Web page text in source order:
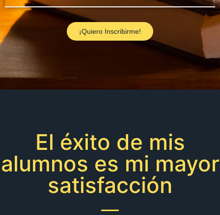
¡Quiero Inscribirme!
El éxito de mis
alumnos es mi mayor
satisfacción